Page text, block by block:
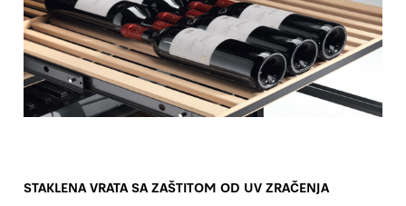
STAKLENA VRATA SA ZAŠTITOM OD UV ZRAČENJA